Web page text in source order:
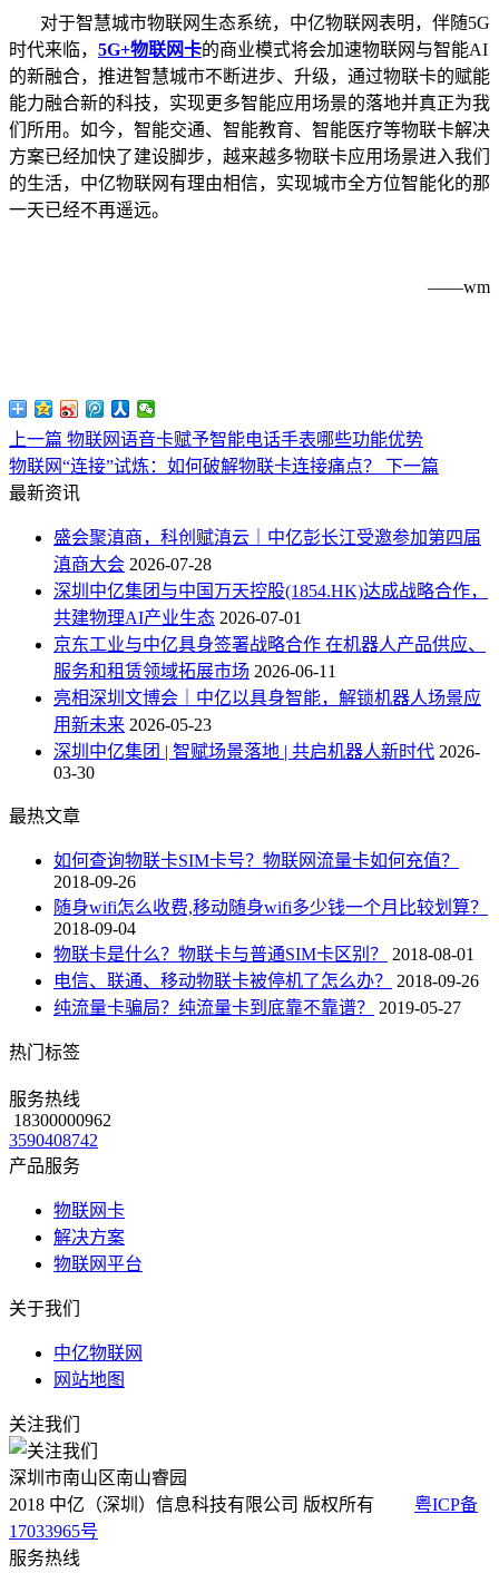
对于智慧城市物联网生态系统，中亿物联网表明，伴随5G
时代来临， 5G+物联网卡的商业模式将会加速物联网与智能AI
的新融合，推进智慧城市不断进步、升级，通过物联卡的赋能
能力融合新的科技，实现更多智能应用场景的落地并真正为我
们所用。如今，智能交通、智能教育、智能医疗等物联卡解决
方案已经加快了建设脚步，越来越多物联卡应用场景进入我们
的生活，中亿物联网有理由相信，实现城市全方位智能化的那
一天已经不再遥远。
——wm
上一篇 物联网语音卡赋予智能电话手表哪些功能优势
物联网“连接”试炼：如何破解物联卡连接痛点？ 下一篇
最新资讯
盛会聚滇商，科创赋滇云｜中亿彭长江受邀参加第四届
滇商大会 2026-07-28
深圳中亿集团与中国万天控股(1854.HK)达成战略合作，
共建物理AI产业生态 2026-07-01
京东工业与中亿具身签署战略合作 在机器人产品供应、
服务和租赁领域拓展市场 2026-06-11
亮相深圳文博会｜中亿以具身智能，解锁机器人场景应
用新未来 2026-05-23
深圳中亿集团 | 智赋场景落地 | 共启机器人新时代 2026-
03-30
最热文章
如何查询物联卡SIM卡号？物联网流量卡如何充值？
2018-09-26
随身wifi怎么收费,移动随身wifi多少钱一个月比较划算？
2018-09-04
物联卡是什么？物联卡与普通SIM卡区别？
2018-08-01
电信、联通、移动物联卡被停机了怎么办？
2018-09-26
纯流量卡骗局？纯流量卡到底靠不靠谱？
2019-05-27
热门标签
服务热线
18300000962
3590408742
产品服务
物联网卡
解决方案
物联网平台
关于我们
中亿物联网
网站地图
关注我们
深圳市南山区南山睿园
2018 中亿（深圳）信息科技有限公司 版权所有 粤ICP备
17033965号
服务热线